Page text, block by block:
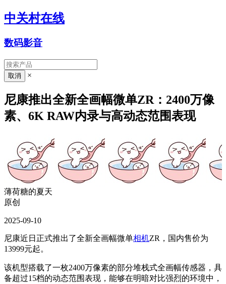
中关村在线
数码影音
×
尼康推出全新全画幅微单ZR：2400万像
素、6K RAW内录与高动态范围表现
薄荷糖的夏天
原创
2025-09-10
尼康近日正式推出了全新全画幅微单相机ZR，国内售价为
13999元起。
该机型搭载了一枚2400万像素的部分堆栈式全画幅传感器，具
备超过15档的动态范围表现，能够在明暗对比强烈的环境中，